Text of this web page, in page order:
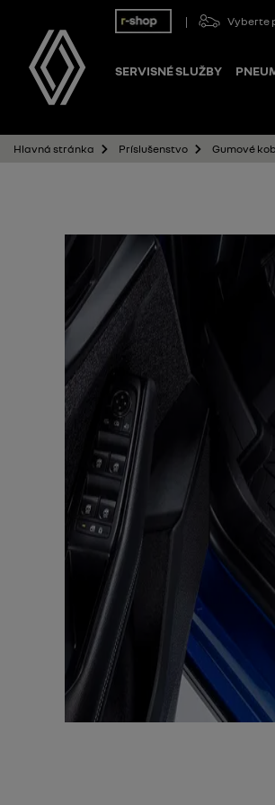
Vyberte
SERVISNÉ SLUŽBY
Hlavná stránka Príslušenstvo Gumové